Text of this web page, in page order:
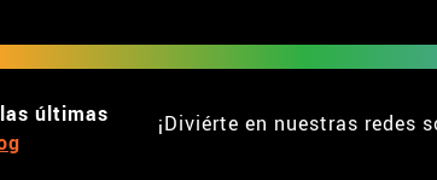
últimas
¡Diviérte en nuestras redes